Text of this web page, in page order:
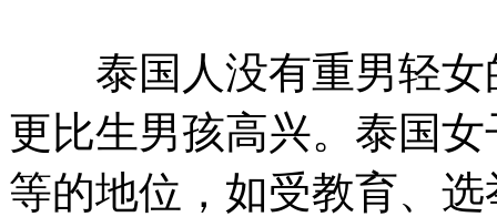
泰国人没有重男轻女
更比生男孩高兴。泰国
等的地位，如受教育、